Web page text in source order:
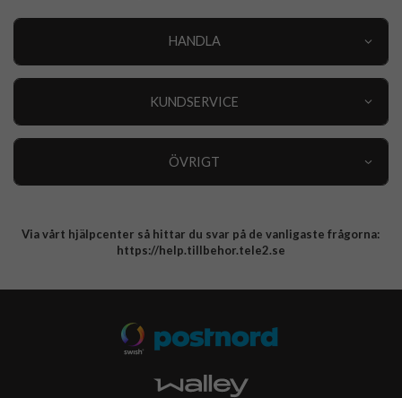
HANDLA
KUNDSERVICE
ÖVRIGT
Integritetspolicy
Via vårt hjälpcenter så hittar du svar på de vanligaste frågorna:
https://help.tillbehor.tele2.se